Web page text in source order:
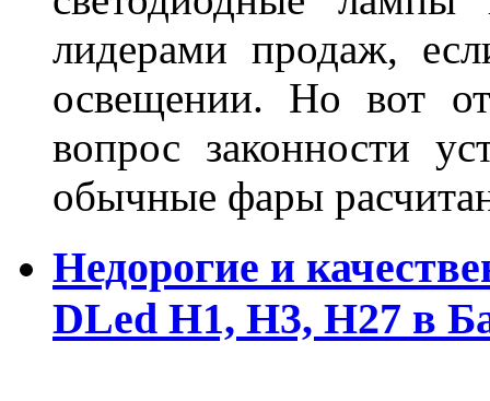
лидерами продаж,
освещении. Но вот
вопрос законности
обычные фары
Недорогие и
DLed Н1, Н3, Н27 в